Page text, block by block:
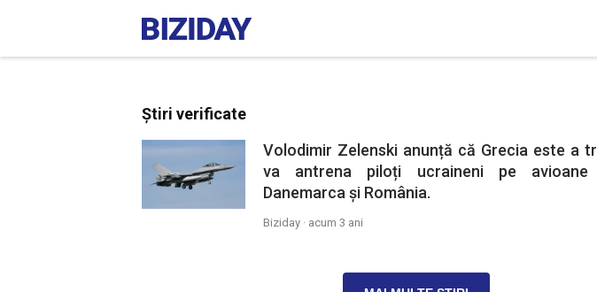
Știri verificate
Volodimir Zelenski anunță că Grecia este a
va antrena piloți ucraineni pe avioane
Danemarca și România.
Biziday · acum 3 ani